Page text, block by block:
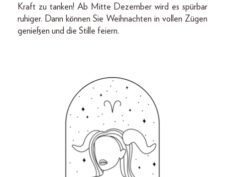
Kraft zu tanken! Ab Mitte Dezember wird es spürbar
ruhiger. Dann können Sie Weihnachten in vollen Zügen
genießen und die Stille feiern.